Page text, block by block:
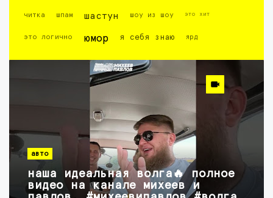
читка шпам шастун шоу из шоу это хит
это логично юмор я себя знаю ярд
авто
наша идеальная волга🔥 полное
видео на канале михеев и